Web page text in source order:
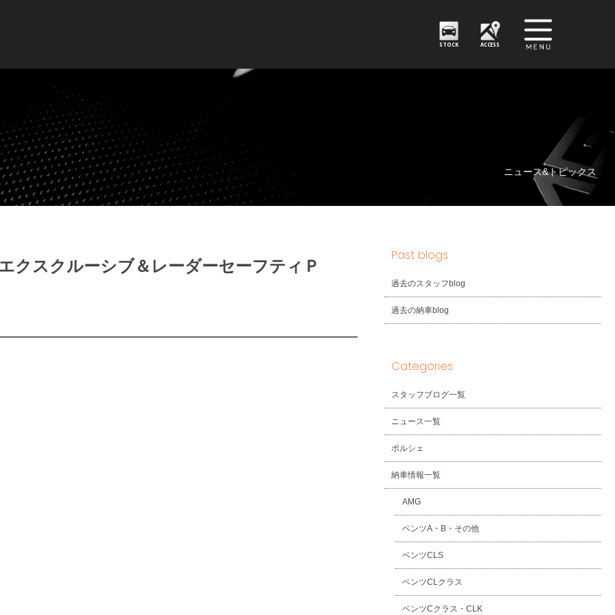
STOCK ACCESS
ニュース&トピックス
クスクルーシブ＆レーダーセーフティＰ
Past blogs
過去のスタッフblog
過去の納車blog
Categories
スタッフブログ一覧
ニュース一覧
ポルシェ
納車情報一覧
AMG
ベンツA・B・その他
ベンツCLS
ベンツCLクラス
ベンツCクラス・CLK